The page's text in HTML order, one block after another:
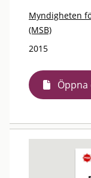
Myndigheten
(MSB)
2015